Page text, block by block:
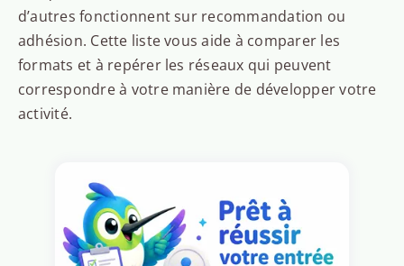
d’autres fonctionnent sur recommandation ou
adhésion. Cette liste vous aide à comparer les
formats et à repérer les réseaux qui peuvent
correspondre à votre manière de développer votre
activité.